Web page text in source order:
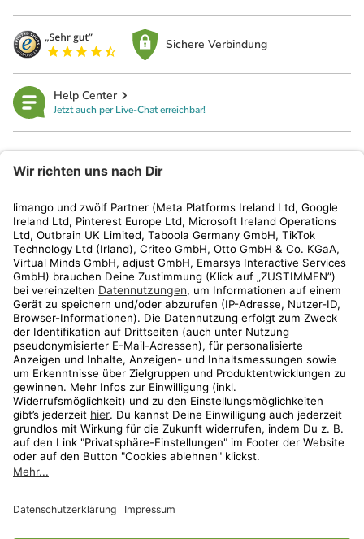
Sichere Verbindung
Help Center
Jetzt auch per Live-Chat erreichbar!
Kundenservice
Shop
Aktionen
Travel